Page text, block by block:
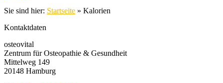
Sie sind hier: Startseite » Kalorien
Kontaktdaten
osteovital
Zentrum für Osteopathie & Gesundheit
Mittelweg 149
20148 Hamburg